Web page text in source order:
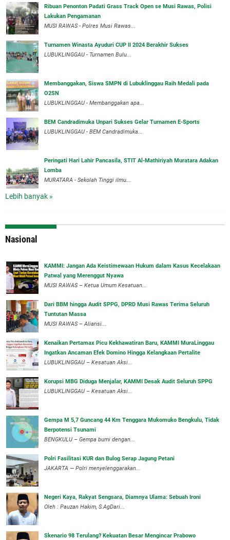
Ribuan Penonton Padati Grass Track Open se Musi Rawas, Polisi
Lakukan Pengamanan
MUSI RAWAS - Polres Musi Rawas...
Turnamen Winasta Ayuduri CUP II 2024 Berakhir Sukses
LUBUKLINGGAU - Turnamen Bulu...
Membanggakan, Siswa SMPN di Lubuklinggau Raih Medali pada
O2SN
LUBUKLINGGAU - Membanggakan apa...
BEM Candradimuka Unpari Sukses Gelar Turnamen E-Sports
LUBUKLINGGAU - BEM Candradimuka...
Peringati Hari Lahir Pancasila, STIT Al-Mathiriyah Muratara Adakan
Lomba
MURATARA - Sekolah Tinggi ilmu...
Lebih banyak »
Nasional
‎KAMMI: Jangan Ada Keistimewaan Hukum dalam Kasus Kecelakaan
Patwal yang Merenggut Nyawa
‎MUSI RAWAS – Ketua Umum Kesatuan...
Dari BBM hingga Audit SPPG, DPRD Musi Rawas Terima Seluruh
Tuntutan Massa
MUSI RAWAS – Aliansi...
‎Kenaikan Pertamax Picu Kekhawatiran Baru, KAMMI MuraLinggau
Ingatkan Ancaman Efek Domino Hingga Kelangkaan Pertalite
‎LUBUKLINGGAU – Kesatuan Aksi...
Korupsi MBG Diduga Menjalar, KAMMI Desak Audit Seluruh SPPG
‎LUBUKLINGGAU – Kesatuan Aksi...
Gempa M 5,7 Guncang 44 Km Tenggara Mukomuko Bengkulu, Tidak
Berpotensi Tsunami
BENGKULU – Gempa bumi dengan...
Polri Fasilitasi KUR dan Bulog Serap Jagung Petani
JAKARTA — Polri menyelenggarakan...
Negeri Kaya, Rakyat Sengsara, Diamnya Ulama: Sebuah Ironi
Oleh : Pauzan Hakim, S.AgDari...
Skenario 98 Terulang? Kekuatan Besar Mengincar Prabowo